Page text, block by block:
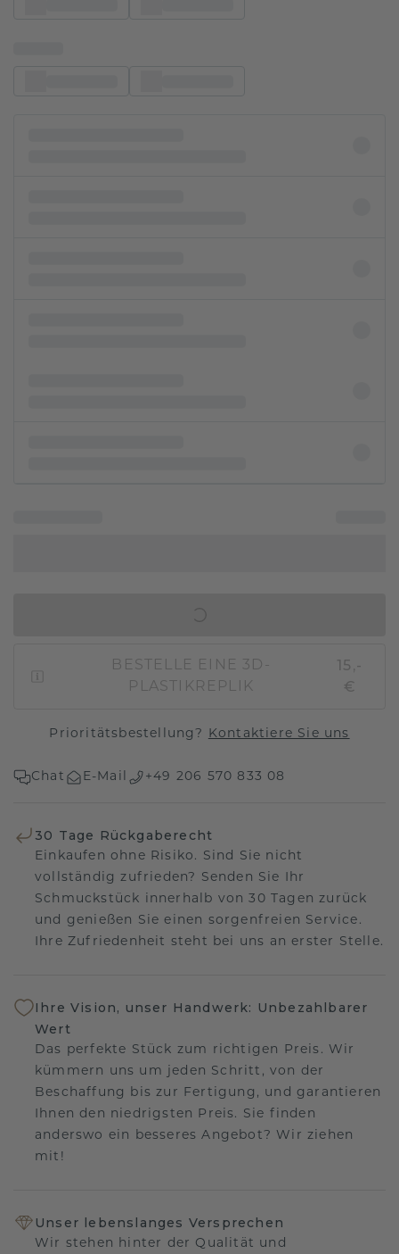
BESTELLE EINE 3D-
PLASTIKREPLIK
15,-
€
Prioritätsbestellung? Kontaktiere Sie uns
Chat E-Mail +49 206 570 833 08
30 Tage Rückgaberecht
Einkaufen ohne Risiko. Sind Sie nicht
vollständig zufrieden? Senden Sie Ihr
Schmuckstück innerhalb von 30 Tagen zurück
und genießen Sie einen sorgenfreien Service.
Ihre Zufriedenheit steht bei uns an erster Stelle.
Ihre Vision, unser Handwerk: Unbezahlbarer
Wert
Das perfekte Stück zum richtigen Preis. Wir
kümmern uns um jeden Schritt, von der
Beschaffung bis zur Fertigung, und garantieren
Ihnen den niedrigsten Preis. Sie finden
anderswo ein besseres Angebot? Wir ziehen
mit!
Unser lebenslanges Versprechen
Wir stehen hinter der Qualität und